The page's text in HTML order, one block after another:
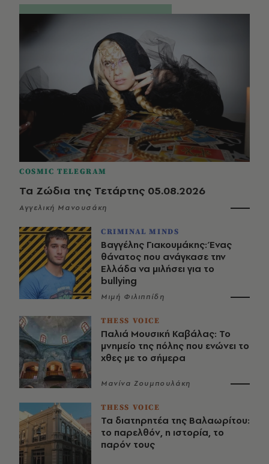
COSMIC TELEGRAM
Τα Ζώδια της Τετάρτης 05.08.2026
Αγγελική Μανουσάκη
CRIMINAL MINDS
Βαγγέλης Γιακουμάκης: Ένας
θάνατος που ανάγκασε την
Ελλάδα να μιλήσει για το
bullying
Μιμή Φιλιππίδη
THESS VOICE
Παλιά Μουσική Καβάλας: Το
μνημείο της πόλης που ενώνει το
χθες με το σήμερα
Μανίνα Ζουμπουλάκη
THESS VOICE
Τα διατηρητέα της Βαλαωρίτου:
το παρελθόν, η ιστορία, το
παρόν τους